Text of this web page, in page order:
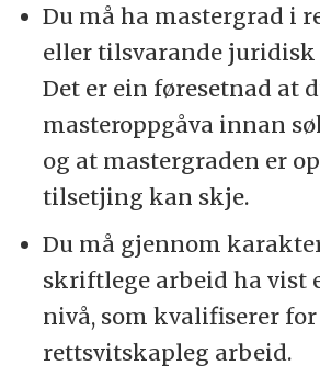
Du må ha mastergrad i
eller tilsvarande
Det er ein føresetnad at
masteroppgåva innan
og at mastergraden er
tilsetjing kan skje.
Du må gjennom
skriftlege arbeid ha vist
nivå, som kvalifiserer for
rettsvitskapleg arbeid.